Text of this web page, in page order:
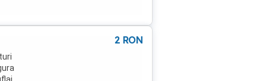
2 RON